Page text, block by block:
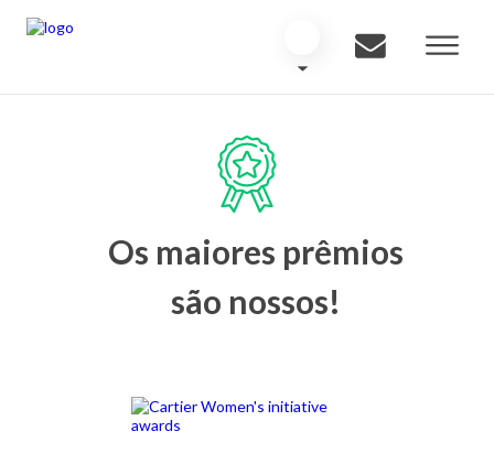
Os maiores prêmios
são nossos!